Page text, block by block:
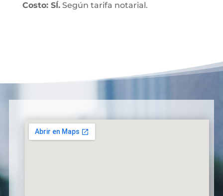
Costo: SÍ.Según tarifa notarial.